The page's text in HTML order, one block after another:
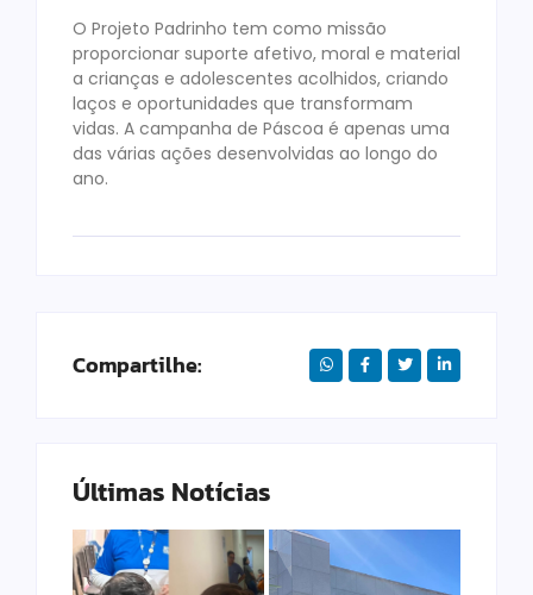
O Projeto Padrinho tem como missão
proporcionar suporte afetivo, moral e material
a crianças e adolescentes acolhidos, criando
laços e oportunidades que transformam
vidas. A campanha de Páscoa é apenas uma
das várias ações desenvolvidas ao longo do
ano.
Compartilhe:
Últimas Notícias